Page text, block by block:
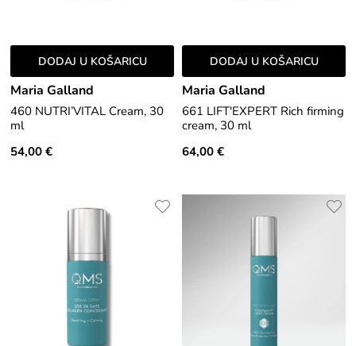
DODAJ U KOŠARICU
Maria Galland
460 NUTRI’VITAL Cream, 30
ml
54,00 €
DODAJ U KOŠARICU
Maria Galland
661 LIFT'EXPERT Rich firming
cream, 30 ml
64,00 €